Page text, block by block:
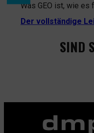
Was GEO ist, wie es
Der vollständige
SIND